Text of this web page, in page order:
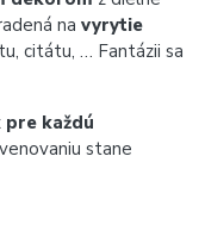
na vyrytie
citátu, … Fantázii sa
pre každú
stane